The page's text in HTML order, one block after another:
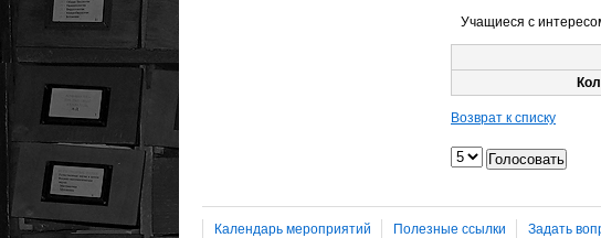
Учащиеся с
Возврат к списку
Календарь мероприятий Полезные ссылки Задать